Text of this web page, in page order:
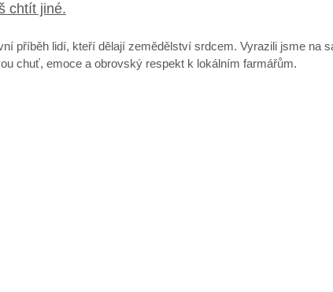
chtít jiné.
příběh lidí, kteří dělají zemědělství srdcem. Vyrazili jsme na
chuť, emoce a obrovský respekt k lokálním farmářům.